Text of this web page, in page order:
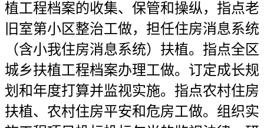
植工程档案的收集、保管和操纵，指点老
旧室第小区整治工做，担任住房消息系统
（含小我住房消息系统）扶植。指点全区
城乡扶植工程档案办理工做。订定成长规
划和年度打算并监视实施。指点农村住房
扶植、农村住房平安和危房工做。组织实